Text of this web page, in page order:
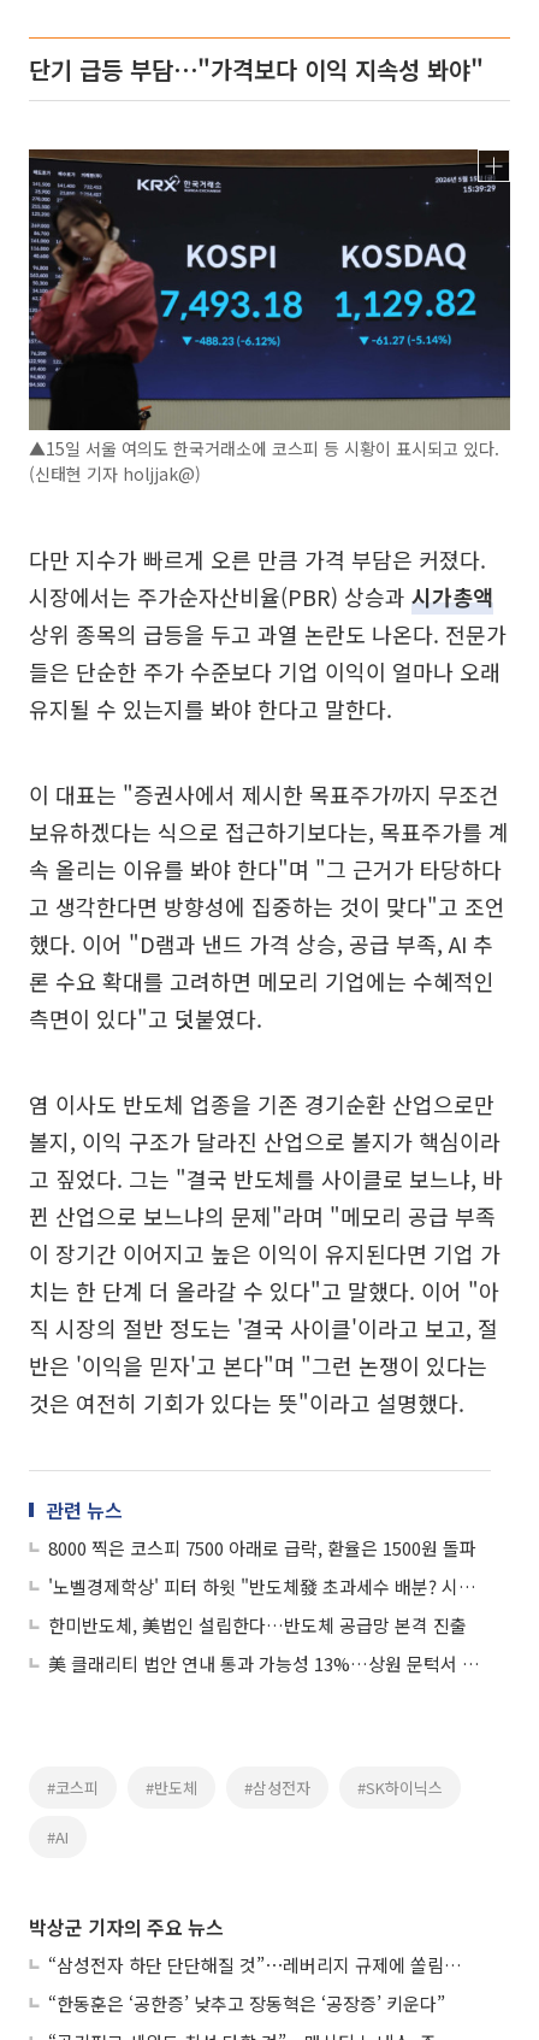
단기 급등 부담⋯"가격보다 이익 지속성 봐야"
▲15일 서울 여의도 한국거래소에 코스피 등 시황이 표시되고 있다.
(신태현 기자 holjjak@)
다만 지수가 빠르게 오른 만큼 가격 부담은 커졌다.
시장에서는 주가순자산비율(PBR) 상승과 시가총액
상위 종목의 급등을 두고 과열 논란도 나온다. 전문가
들은 단순한 주가 수준보다 기업 이익이 얼마나 오래
유지될 수 있는지를 봐야 한다고 말한다.
이 대표는 "증권사에서 제시한 목표주가까지 무조건
보유하겠다는 식으로 접근하기보다는, 목표주가를 계
속 올리는 이유를 봐야 한다"며 "그 근거가 타당하다
고 생각한다면 방향성에 집중하는 것이 맞다"고 조언
했다. 이어 "D램과 낸드 가격 상승, 공급 부족, AI 추
론 수요 확대를 고려하면 메모리 기업에는 수혜적인
측면이 있다"고 덧붙였다.
염 이사도 반도체 업종을 기존 경기순환 산업으로만
볼지, 이익 구조가 달라진 산업으로 볼지가 핵심이라
고 짚었다. 그는 "결국 반도체를 사이클로 보느냐, 바
뀐 산업으로 보느냐의 문제"라며 "메모리 공급 부족
이 장기간 이어지고 높은 이익이 유지된다면 기업 가
치는 한 단계 더 올라갈 수 있다"고 말했다. 이어 "아
직 시장의 절반 정도는 '결국 사이클'이라고 보고, 절
반은 '이익을 믿자'고 본다"며 "그런 논쟁이 있다는
것은 여전히 기회가 있다는 뜻"이라고 설명했다.
관련 뉴스
8000 찍은 코스피 7500 아래로 급락, 환율은 1500원 돌파
'노벨경제학상' 피터 하윗 "반도체發 초과세수 배분? 시기상조"
한미반도체, 美법인 설립한다…반도체 공급망 본격 진출
美 클래리티 법안 연내 통과 가능성 13%…상원 문턱서 제동
#코스피 #반도체 #삼성전자 #SK하이닉스
#AI
박상군 기자의 주요 뉴스
“삼성전자 하단 단단해질 것”⋯레버리지 규제에 쏠림 완화
“한동훈은 ‘공한증’ 낮추고 장동혁은 ‘공장증’ 키운다”